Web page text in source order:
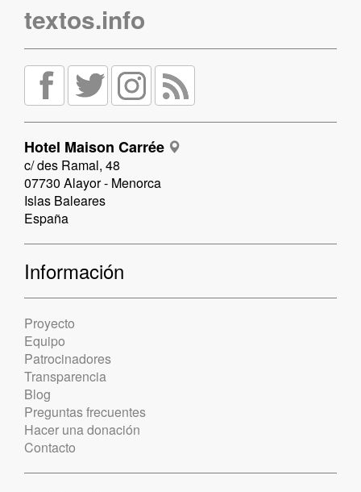
textos.info
Hotel Maison Carrée
c/ des Ramal, 48
07730 Alayor - Menorca
Islas Baleares
España
Información
Proyecto
Equipo
Patrocinadores
Transparencia
Blog
Preguntas frecuentes
Hacer una donación
Contacto